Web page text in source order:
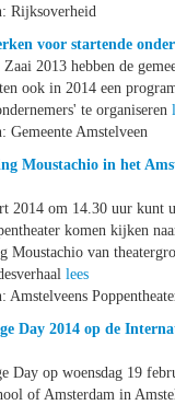
Rijksoverheid
voor startende
2013 hebben de
ook in 2014 een
te organiseren
Gemeente Amstelveen
Moustachio in het
2014 om 14.30 uur kunt
komen kijken
Moustachio van
lees
Amstelveens
Day 2014 op de
Day op woensdag 19
of Amsterdam in